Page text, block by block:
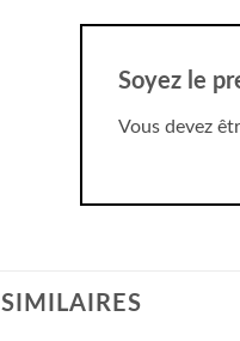
Soyez le
Vous devez